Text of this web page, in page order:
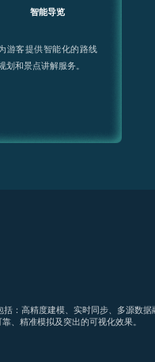
智能导览
游客提供智能化的路线
划和景点讲解服务。
：高精度建模、实时同步、多源数据
、精准模拟及突出的可视化效果。